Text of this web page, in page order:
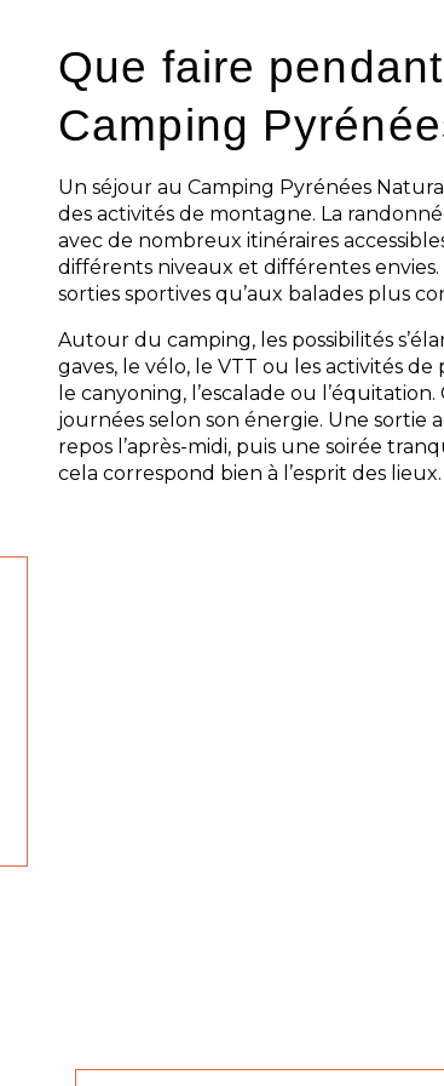
Que faire
Camping
Un séjour au Camping Pyrénées
des activités de montagne. La
avec de nombreux itinéraires
différents niveaux et différentes
sorties sportives qu’aux balades plus
Autour du camping, les possibilités
gaves, le vélo, le VTT ou les activités
le canyoning, l’escalade ou
journées selon son énergie. Une sortie
repos l’après-midi, puis une soirée
cela correspond bien à l’esprit des lieux.